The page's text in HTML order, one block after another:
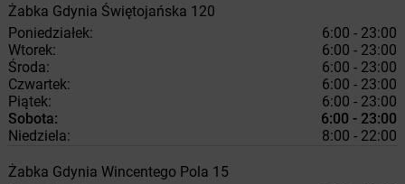
Żabka Gdynia Świętojańska 120
Poniedziałek:
6:00 - 23:00
Wtorek:
6:00 - 23:00
Środa:
6:00 - 23:00
Czwartek:
6:00 - 23:00
Piątek:
6:00 - 23:00
Sobota:
6:00 - 23:00
Niedziela:
8:00 - 22:00
Żabka Gdynia Wincentego Pola 15